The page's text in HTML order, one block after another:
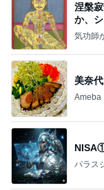
涅槃
か、
ことが
気功師
美奈
Ameba
パラス